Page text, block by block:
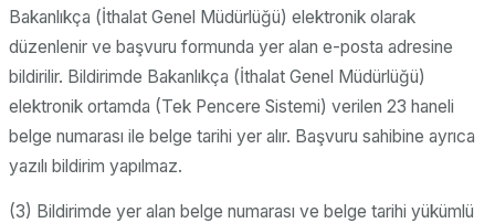
Bakanlıkça (İthalat Genel Müdürlüğü) elektronik olarak
düzenlenir ve başvuru formunda yer alan e-posta adresine
bildirilir. Bildirimde Bakanlıkça (İthalat Genel Müdürlüğü)
elektronik ortamda (Tek Pencere Sistemi) verilen 23 haneli
belge numarası ile belge tarihi yer alır. Başvuru sahibine ayrıca
yazılı bildirim yapılmaz.
(3) Bildirimde yer alan belge numarası ve belge tarihi yükümlü